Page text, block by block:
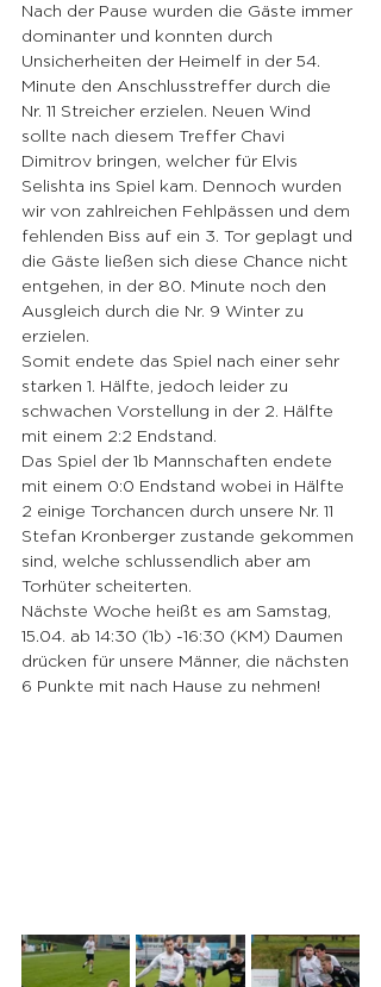
Nach der Pause wurden die Gäste immer
dominanter und konnten durch
Unsicherheiten der Heimelf in der 54.
Minute den Anschlusstreffer durch die
Nr. 11 Streicher erzielen. Neuen Wind
sollte nach diesem Treffer Chavi
Dimitrov bringen, welcher für Elvis
Selishta ins Spiel kam. Dennoch wurden
wir von zahlreichen Fehlpässen und dem
fehlenden Biss auf ein 3. Tor geplagt und
die Gäste ließen sich diese Chance nicht
entgehen, in der 80. Minute noch den
Ausgleich durch die Nr. 9 Winter zu
erzielen.
Somit endete das Spiel nach einer sehr
starken 1. Hälfte, jedoch leider zu
schwachen Vorstellung in der 2. Hälfte
mit einem 2:2 Endstand.
Das Spiel der 1b Mannschaften endete
mit einem 0:0 Endstand wobei in Hälfte
2 einige Torchancen durch unsere Nr. 11
Stefan Kronberger zustande gekommen
sind, welche schlussendlich aber am
Torhüter scheiterten.
Nächste Woche heißt es am Samstag,
15.04. ab 14:30 (1b) -16:30 (KM) Daumen
drücken für unsere Männer, die nächsten
6 Punkte mit nach Hause zu nehmen!